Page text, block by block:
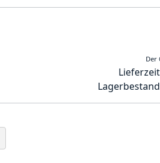
Der